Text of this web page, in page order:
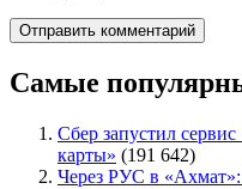
Самые
Сбер запустил
карты» (191 642)
Через РУС в «Ахмат»: